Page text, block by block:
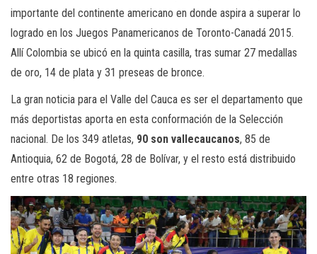
importante del continente americano en donde aspira a superar lo
logrado en los Juegos Panamericanos de Toronto-Canadá 2015.
Allí Colombia se ubicó en la quinta casilla, tras sumar 27 medallas
de oro, 14 de plata y 31 preseas de bronce.
La gran noticia para el Valle del Cauca es ser el departamento que
más deportistas aporta en esta conformación de la Selección
nacional. De los 349 atletas, 90 son vallecaucanos, 85 de
Antioquia, 62 de Bogotá, 28 de Bolívar, y el resto está distribuido
entre otras 18 regiones.